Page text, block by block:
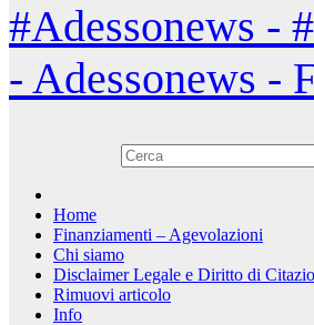
#Adessonews -
- Adessonews -
Home
Finanziamenti – Agevolazioni
Chi siamo
Disclaimer Legale e Diritto di
Rimuovi articolo
Info